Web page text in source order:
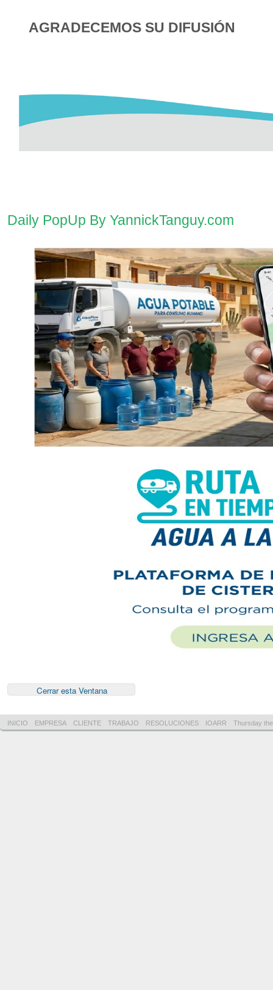
AGRADECEMOS SU DIFUSIÓN
Daily PopUp By YannickTanguy.com
INICIO EMPRESA CLIENTE TRABAJO RESOLUCIONES IOARR Thursday